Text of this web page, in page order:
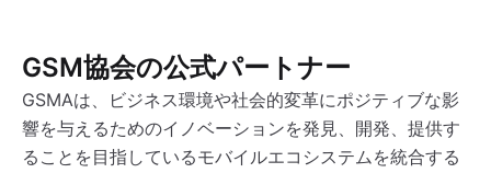
GSM協会の公式パートナー
GSMAは、ビジネス環境や社会的変革にポジティブな影
響を与えるためのイノベーションを発見、開発、提供す
ることを目指しているモバイルエコシステムを統合する